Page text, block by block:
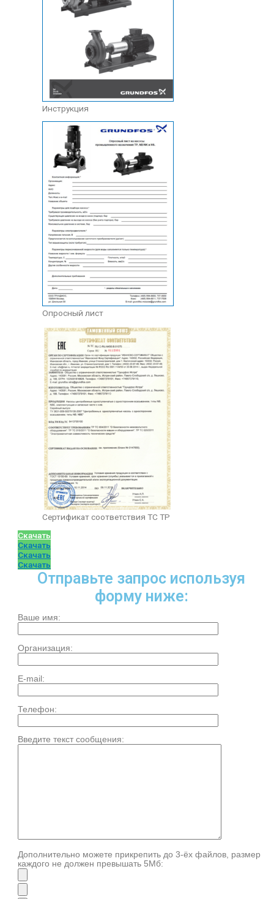
Инструкция
Опросный лист
Сертификат соответствия ТС ТР
Скачать
Скачать
Скачать
Скачать
Отправьте запрос используя
форму ниже:
Ваше имя:
Организация:
E-mail:
Телефон:
Введите текст сообщения:
Дополнительно можете прикрепить до 3-ёх файлов, размер
каждого не должен превышать 5Мб: